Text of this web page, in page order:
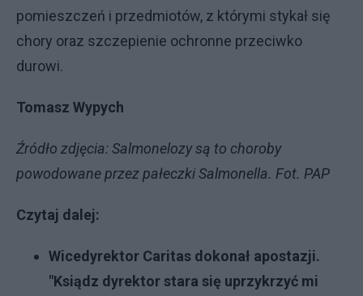
pomieszczeń i przedmiotów, z którymi stykał się
chory oraz szczepienie ochronne przeciwko
durowi.
Tomasz Wypych
Źródło zdjęcia: Salmonelozy są to choroby
powodowane przez pałeczki Salmonella. Fot. PAP
Czytaj dalej:
Wicedyrektor Caritas dokonał apostazji.
"Ksiądz dyrektor stara się uprzykrzyć mi